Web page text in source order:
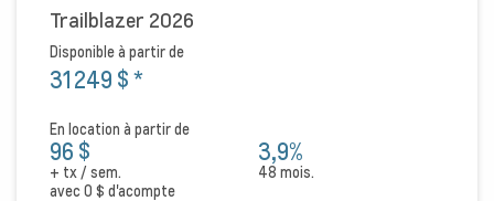
Trailblazer 2026
Disponible à partir de
31 249 $*
En location à partir de
96 $
+ tx / sem.
3,9%
48 mois.
avec0 $ d'acompte